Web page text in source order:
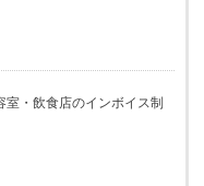
室・飲食店のインボイス制